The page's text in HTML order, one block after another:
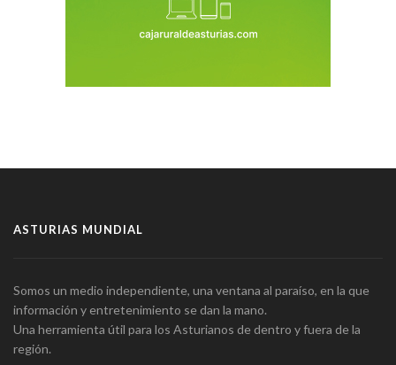
ASTURIAS MUNDIAL
Somos un medio independiente, una ventana al paraíso, en la que
información y entretenimiento se dan la mano.
Una herramienta útil para los Asturianos de dentro y fuera de la
región.